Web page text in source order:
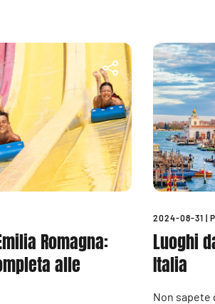
Romagna:
alle
2024-08-31 |
Luoghi
Italia
Non sapete